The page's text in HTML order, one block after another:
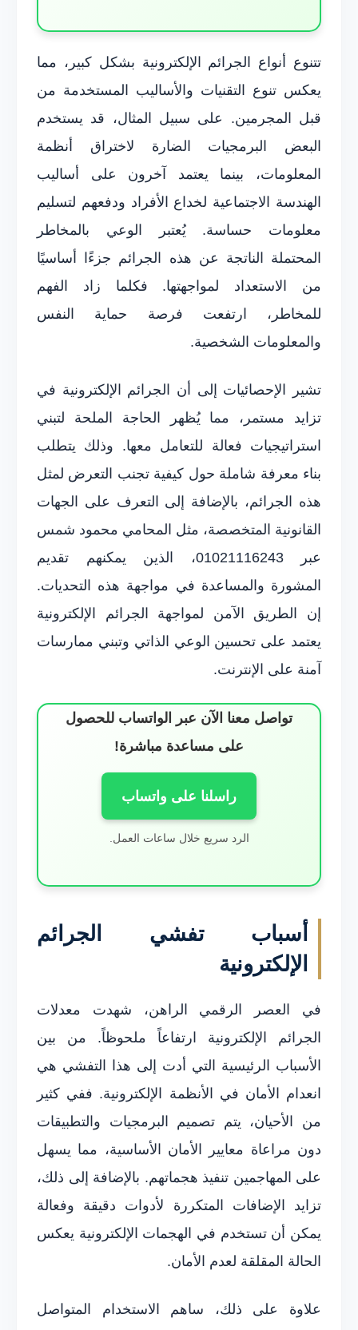
تتنوع أنواع الجرائم الإلكترونية بشكل كبير، مما
يعكس تنوع التقنيات والأساليب المستخدمة من
قبل المجرمين. على سبيل المثال، قد يستخدم
البعض البرمجيات الضارة لاختراق أنظمة
المعلومات، بينما يعتمد آخرون على أساليب
الهندسة الاجتماعية لخداع الأفراد ودفعهم لتسليم
معلومات حساسة. يُعتبر الوعي بالمخاطر
المحتملة الناتجة عن هذه الجرائم جزءًا أساسيًا
من الاستعداد لمواجهتها. فكلما زاد الفهم
للمخاطر، ارتفعت فرصة حماية النفس
والمعلومات الشخصية.
تشير الإحصائيات إلى أن الجرائم الإلكترونية في
تزايد مستمر، مما يُظهر الحاجة الملحة لتبني
استراتيجيات فعالة للتعامل معها. وذلك يتطلب
بناء معرفة شاملة حول كيفية تجنب التعرض لمثل
هذه الجرائم، بالإضافة إلى التعرف على الجهات
القانونية المتخصصة، مثل المحامي محمود شمس
عبر 01021116243، الذين يمكنهم تقديم
المشورة والمساعدة في مواجهة هذه التحديات.
إن الطريق الآمن لمواجهة الجرائم الإلكترونية
يعتمد على تحسين الوعي الذاتي وتبني ممارسات
آمنة على الإنترنت.
تواصل معنا الآن عبر الواتساب للحصول
على مساعدة مباشرة!
راسلنا على واتساب
الرد سريع خلال ساعات العمل.
أسباب تفشي الجرائم
الإلكترونية
في العصر الرقمي الراهن، شهدت معدلات
الجرائم الإلكترونية ارتفاعاً ملحوظاً. من بين
الأسباب الرئيسية التي أدت إلى هذا التفشي هي
انعدام الأمان في الأنظمة الإلكترونية. ففي كثير
من الأحيان، يتم تصميم البرمجيات والتطبيقات
دون مراعاة معايير الأمان الأساسية، مما يسهل
على المهاجمين تنفيذ هجماتهم. بالإضافة إلى ذلك،
تزايد الإضافات المتكررة لأدوات دقيقة وفعالة
يمكن أن تستخدم في الهجمات الإلكترونية يعكس
الحالة المقلقة لعدم الأمان.
علاوة على ذلك، ساهم الاستخدام المتواصل